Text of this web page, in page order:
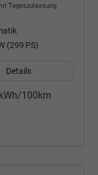
Tageszulassung
(299 PS)
Details
100km